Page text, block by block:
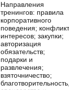
Направления
тренингов: правила
корпоративного
поведения; конфликт
интересов; закупки;
авторизация
обязательств;
подарки и
развлечения;
взяточничество;
благотворительность,